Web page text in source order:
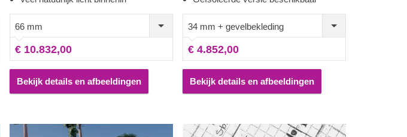
logeerruimte en een speelhuis is of een
werkplaats en een atelier, de keuze is aan
u. De heerlijke flexibiliteit die deze hut
biedt is fantastisch. Het zal aanvoelen als
ruimte. U kunt het zelfs gebruiken als een
kantoor in de tuin om dichter bij de natuur
zeer geschikt voor gebieden met veel
66 mm
€ 10.832,00
Bekijk details en afbeeldingen
doorbrengt uitzonderlijk maken. Of u er nu
voor kiest om er de uitbreiding van uw
woonkamer van te maken, een
comfortabele thuisgym of een externe
constructie zal u op de best mogelijke
manier van dienst zijn. Voor uw ultieme
34 mm + gevelbekleding
€ 4.852,00
Bekijk details en afbeeldingen